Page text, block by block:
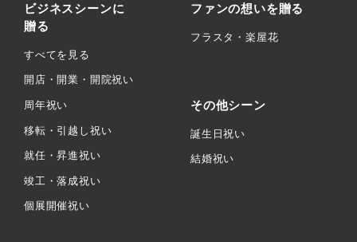
ビジネスシーンに
贈る
すべてを見る
開店・開業・開院祝い
周年祝い
移転・引越し祝い
就任・昇進祝い
竣工・落成祝い
個展開催祝い
ファンの想いを贈る
フラスタ・楽屋花
その他シーン
誕生日祝い
結婚祝い